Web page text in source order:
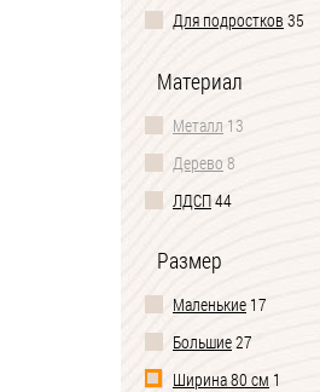
Для подростков 35
Материал
Металл 13
Дерево 8
ЛДСП44
Размер
Маленькие 17
Большие27
Ширина 80 см 1